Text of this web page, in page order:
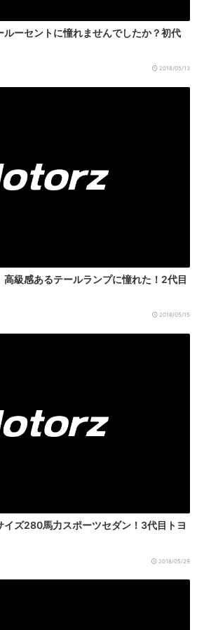
ーセントに憧れませんでしたか？初代
2018/05/13
級感あるテールランプに憧れた！2代目
2018/05/15
ズ280馬力スポーツセダン！3代目トヨ
2018/05/29